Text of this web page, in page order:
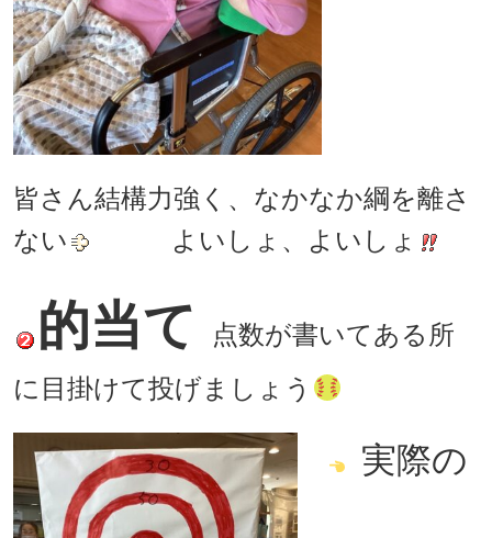
皆さん結構力強く、なかなか綱を離さ
ない
よいしょ、よいしょ
的当て
点数が書いてある所
に目掛けて投げましょう
実際の